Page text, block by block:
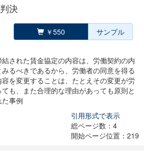
決
￥550 サンプル
された賃金協定の内容は、労働契約の内
るべきであるから、労働者の同意を得る
を変更することは、たとえその変更が労
も、また合理的な理由があっても原則と
事例
引用形式で表示
総ページ数：4
開始ページ位置：219